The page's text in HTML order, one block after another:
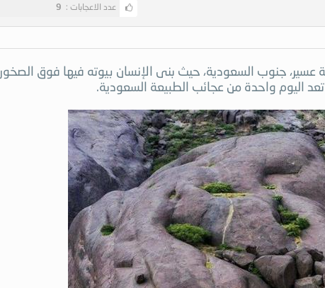
عدد الاعجابات : 9
جنوب السعودية، حيث بنى الإنسان بيوته فيها فوق الصخور
اليوم واحدة من عجائب الطبيعة السعودية.